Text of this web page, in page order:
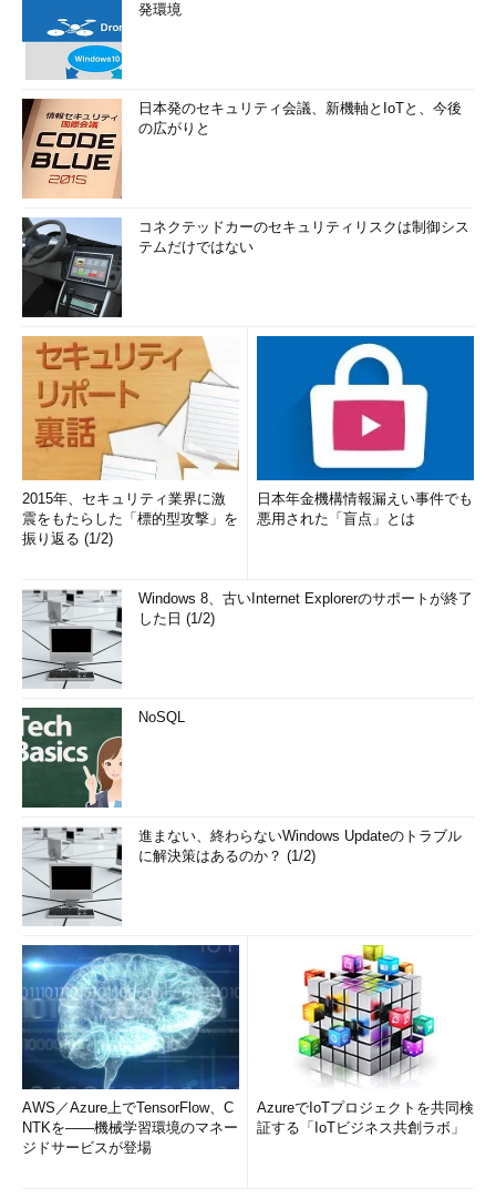
発環境
日本発のセキュリティ会議、新機軸とIoTと、今後
の広がりと
コネクテッドカーのセキュリティリスクは制御シス
テムだけではない
2015年、セキュリティ業界に激
震をもたらした「標的型攻撃」を
振り返る (1/2)
日本年金機構情報漏えい事件でも
悪用された「盲点」とは
Windows 8、古いInternet Explorerのサポートが終了
した日 (1/2)
NoSQL
進まない、終わらないWindows Updateのトラブル
に解決策はあるのか？ (1/2)
AWS／Azure上でTensorFlow、C
NTKを――機械学習環境のマネー
ジドサービスが登場
AzureでIoTプロジェクトを共同検
証する「IoTビジネス共創ラボ」